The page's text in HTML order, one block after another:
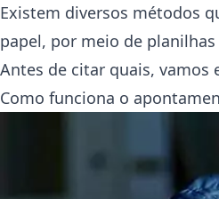
Existem diversos métodos
papel, por meio de
Antes de citar quais, vamos
Como funciona o